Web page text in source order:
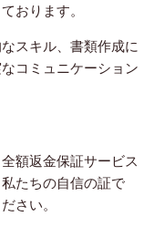
おります。
スキル、書類作成に
コミュニケーション
額返金保証サービス
たちの自信の証で
さい。